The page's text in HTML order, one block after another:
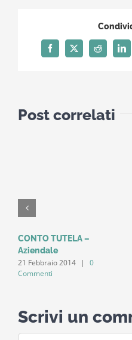
Facebook
X Reddit
Post correlati
CONTO TUTELA –
Aziendale
21 Febbraio 2014 |
0
Commenti
Scrivi un